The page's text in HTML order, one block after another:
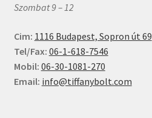
Szombat 9 – 12
Cim: 1116 Budapest, Sopron út 69
Tel/Fax: 06-1-618-7546
Mobil: 06-30-1081-270
Email: info@tiffanybolt.com